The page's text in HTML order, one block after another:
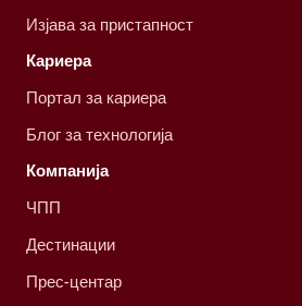
Изјава за пристапност
Кариера
Портал за кариера
Блог за технологија
Компанија
ЧПП
Дестинации
Прес-центар